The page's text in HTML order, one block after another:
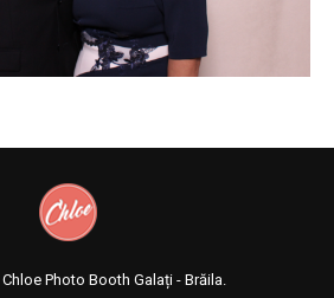
Chloe Photo Booth Galați - Brăila.